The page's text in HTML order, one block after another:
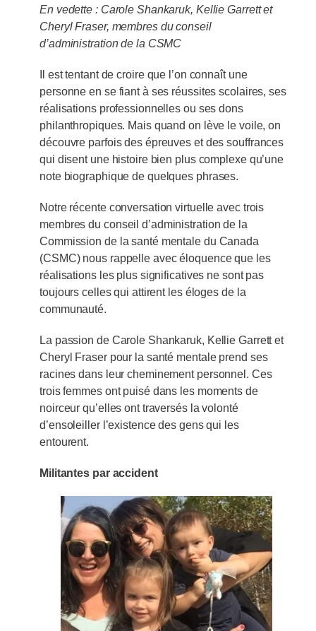
En vedette : Carole Shankaruk, Kellie Garrett et
Cheryl Fraser, membres du conseil
d’administration de la CSMC
Il est tentant de croire que l’on connaît une
personne en se fiant à ses réussites scolaires, ses
réalisations professionnelles ou ses dons
philanthropiques. Mais quand on lève le voile, on
découvre parfois des épreuves et des souffrances
qui disent une histoire bien plus complexe qu’une
note biographique de quelques phrases.
Notre récente conversation virtuelle avec trois
membres du conseil d’administration de la
Commission de la santé mentale du Canada
(CSMC) nous rappelle avec éloquence que les
réalisations les plus significatives ne sont pas
toujours celles qui attirent les éloges de la
communauté.
La passion de Carole Shankaruk, Kellie Garrett et
Cheryl Fraser pour la santé mentale prend ses
racines dans leur cheminement personnel. Ces
trois femmes ont puisé dans les moments de
noirceur qu’elles ont traversés la volonté
d’ensoleiller l’existence des gens qui les
entourent.
Militantes par accident